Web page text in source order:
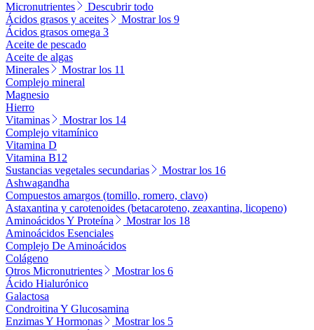
Micronutrientes
Descubrir todo
Ácidos grasos y aceites
Mostrar los 9
Ácidos grasos omega 3
Aceite de pescado
Aceite de algas
Minerales
Mostrar los 11
Complejo mineral
Magnesio
Hierro
Vitaminas
Mostrar los 14
Complejo vitamínico
Vitamina D
Vitamina B12
Sustancias vegetales secundarias
Mostrar los 16
Ashwagandha
Compuestos amargos (tomillo, romero, clavo)
Astaxantina y carotenoides (betacaroteno, zeaxantina, licopeno)
Aminoácidos Y Proteína
Mostrar los 18
Aminoácidos Esenciales
Complejo De Aminoácidos
Colágeno
Otros Micronutrientes
Mostrar los 6
Ácido Hialurónico
Galactosa
Condroitina Y Glucosamina
Enzimas Y Hormonas
Mostrar los 5